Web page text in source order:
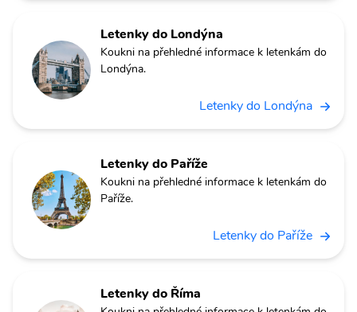
Letenky do Londýna
Koukni na přehledné informace k letenkám do
Londýna.
Letenky do Londýna
Letenky do Paříže
Koukni na přehledné informace k letenkám do
Paříže.
Letenky do Paříže
Letenky do Říma